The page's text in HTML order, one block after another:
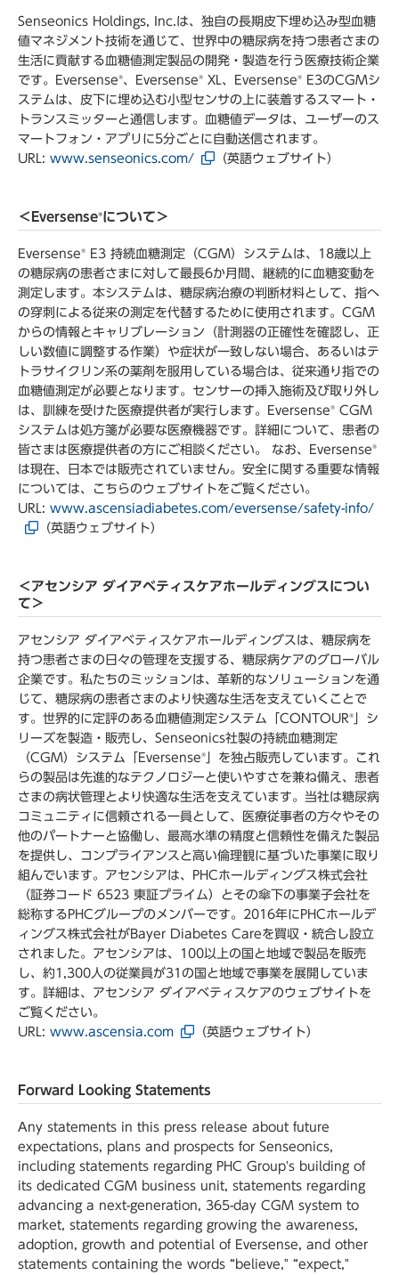
Senseonics Holdings, Inc.は、独自の長期皮下埋め込み型血糖
値マネジメント技術を通じて、世界中の糖尿病を持つ患者さまの
生活に貢献する血糖値測定製品の開発・製造を行う医療技術企業
です。Eversense®、Eversense® XL、Eversense®
E3のCGMシ
ステムは、皮下に埋め込む小型センサの上に装着するスマート・
トランスミッターと通信します。血糖値データは、ユーザーのス
マートフォン・アプリに5分ごとに自動送信されます。
URL: www.senseonics.com/ （英語ウェブサイト）
＜Eversense®について＞
Eversense®
E3 持続血糖測定（CGM）システムは、18歳以上
の糖尿病の患者さまに対して最長6か月間、継続的に血糖変動を
測定します。本システムは、糖尿病治療の判断材料として、指へ
の穿刺による従来の測定を代替するために使用されます。CGM
からの情報とキャリブレーション（計測器の正確性を確認し、正
しい数値に調整する作業）や症状が一致しない場合、あるいはテ
トラサイクリン系の薬剤を服用している場合は、従来通り指での
血糖値測定が必要となります。センサーの挿入施術及び取り外し
は、訓練を受けた医療提供者が実行します。Eversense®
CGM
システムは処方箋が必要な医療機器です。詳細について、患者の
皆さまは医療提供者の方にご相談ください。 なお、Eversense®
は現在、日本では販売されていません。安全に関する重要な情報
については、こちらのウェブサイトをご覧ください。
URL: www.ascensiadiabetes.com/eversense/safety-info/
（英語ウェブサイト）
＜アセンシア ダイアベティスケアホールディングスについ
て＞
アセンシア ダイアベティスケアホールディングスは、糖尿病を
持つ患者さまの日々の管理を支援する、糖尿病ケアのグローバル
企業です。私たちのミッションは、革新的なソリューションを通
じて、糖尿病の患者さまのより快適な生活を支えていくことで
す。世界的に定評のある血糖値測定システム「CONTOUR®
」シ
リーズを製造・販売し、Senseonics社製の持続血糖測定
（CGM）システム「Eversense®
」を独占販売しています。これ
らの製品は先進的なテクノロジーと使いやすさを兼ね備え、患者
さまの病状管理とより快適な生活を支えています。当社は糖尿病
コミュニティに信頼される一員として、医療従事者の方々やその
他のパートナーと協働し、最高水準の精度と信頼性を備えた製品
を提供し、コンプライアンスと高い倫理観に基づいた事業に取り
組んでいます。アセンシアは、PHCホールディングス株式会社
（証券コード 6523 東証プライム）とその傘下の事業子会社を
総称するPHCグループのメンバーです。2016年にPHCホールデ
ィングス株式会社がBayer Diabetes Careを買収・統合し設立
されました。アセンシアは、100以上の国と地域で製品を販売
し、約1,300人の従業員が31の国と地域で事業を展開していま
す。詳細は、アセンシア ダイアベティスケアのウェブサイトを
ご覧ください。
URL: www.ascensia.com （英語ウェブサイト）
Forward Looking Statements
Any statements in this press release about future
expectations, plans and prospects for Senseonics,
including statements regarding PHC Group's building of
its dedicated CGM business unit, statements regarding
advancing a next-generation, 365-day CGM system to
market, statements regarding growing the awareness,
adoption, growth and potential of Eversense, and other
statements containing the words “believe," “expect,"